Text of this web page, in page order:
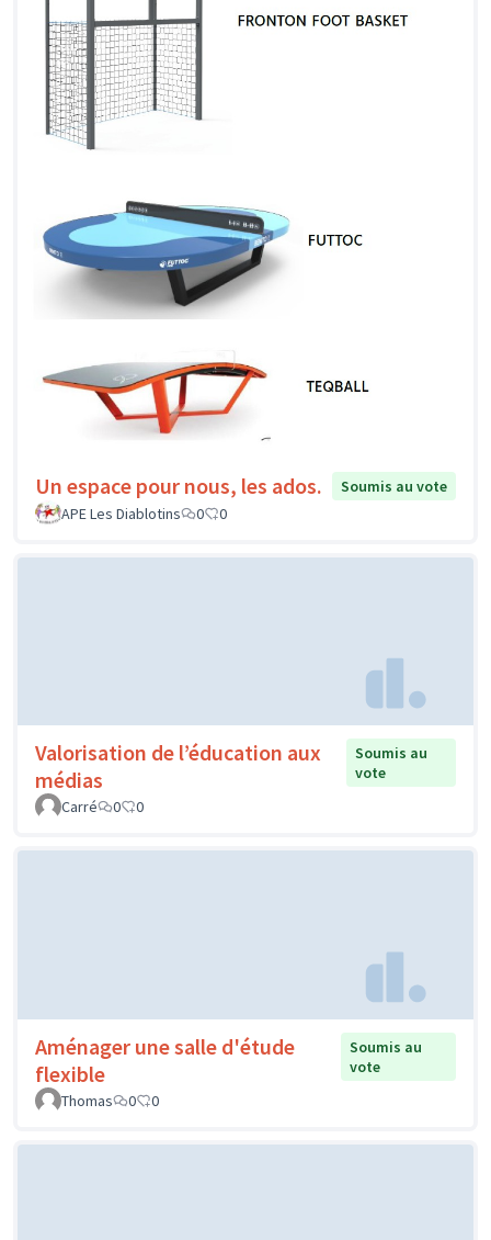
Un espace pour nous, les ados.
Soumis au vote
APE Les Diablotins
0 0
Valorisation de l’éducation aux
médias
Soumis au
vote
Carré
0 0
Aménager une salle d'étude
flexible
Soumis au
vote
Thomas
0 0